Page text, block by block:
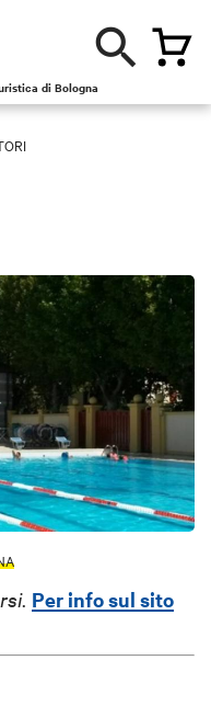
di Bologna
. Per info sul sito